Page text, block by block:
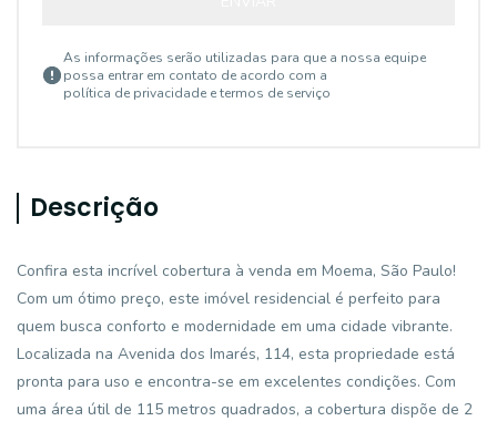
As informações serão utilizadas para que a nossa equipe
possa entrar em contato de acordo com a
política de privacidade e termos de serviço
Descrição
Confira esta incrível cobertura à venda em Moema, São Paulo!
Com um ótimo preço, este imóvel residencial é perfeito para
quem busca conforto e modernidade em uma cidade vibrante.
Localizada na Avenida dos Imarés, 114, esta propriedade está
pronta para uso e encontra-se em excelentes condições. Com
uma área útil de 115 metros quadrados, a cobertura dispõe de 2